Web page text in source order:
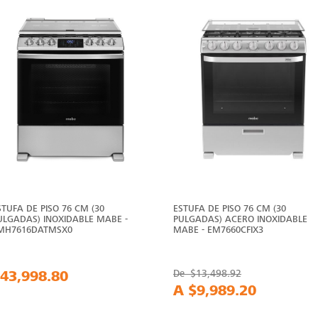
DE PISO 76 CM (30
INOXIDABLE MABE -
ESTUFA DE PISO 76 CM (30
PULGADAS) ACERO INOXIDABLE
MABE - EM7660CFIX3
De$13,498.92
A $9,989.20